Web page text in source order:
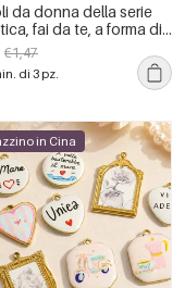
da donna della serie
fai da te, a forma di
stella marina, in acciaio
impermeabile color
€1,47
di 3 pz.
in Cina